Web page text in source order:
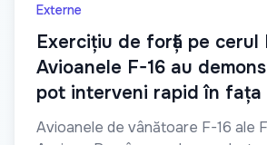
Externe
Exercițiu de forță pe cerul
Avioanele F-16 au
pot interveni rapid în fața
Avioanele de vânătoare F-16 ale